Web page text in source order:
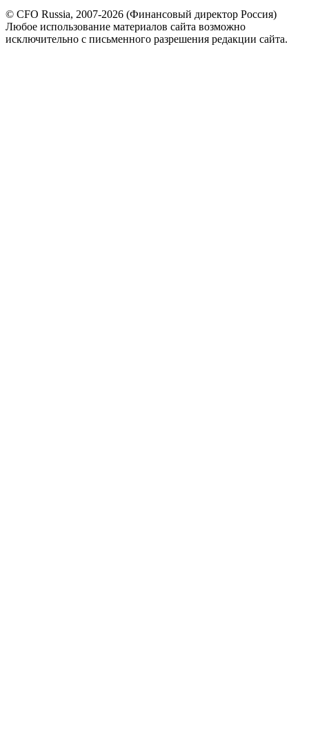
© CFO Russia, 2007-2026 (Финансовый директор Россия)
Любое использование материалов сайта возможно
исключительно с письменного разрешения редакции сайта.